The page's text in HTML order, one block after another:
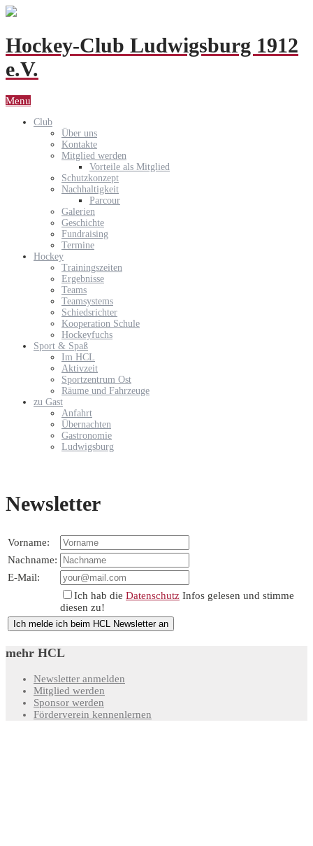
Hockey-Club Ludwigsburg 1912
e.V.
Menu
Club
Über uns
Kontakte
Mitglied werden
Vorteile als Mitglied
Schutzkonzept
Nachhaltigkeit
Parcour
Galerien
Geschichte
Fundraising
Termine
Hockey
Trainingszeiten
Ergebnisse
Teams
Teamsystems
Schiedsrichter
Kooperation Schule
Hockeyfuchs
Sport & Spaß
Im HCL
Aktivzeit
Sportzentrum Ost
Räume und Fahrzeuge
zu Gast
Anfahrt
Übernachten
Gastronomie
Ludwigsburg
Newsletter
Vorname:
Nachname:
E-Mail:
Ich hab die Datenschutz Infos gelesen und stimme
diesen zu!
mehr HCL
Newsletter anmelden
Mitglied werden
Sponsor werden
Förderverein kennenlernen